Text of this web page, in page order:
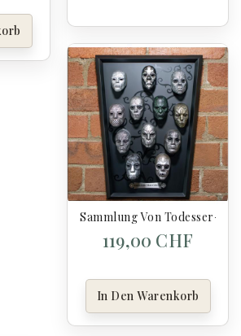
Sammlung Von Todesser-
119,00 CHF
In Den Warenkorb